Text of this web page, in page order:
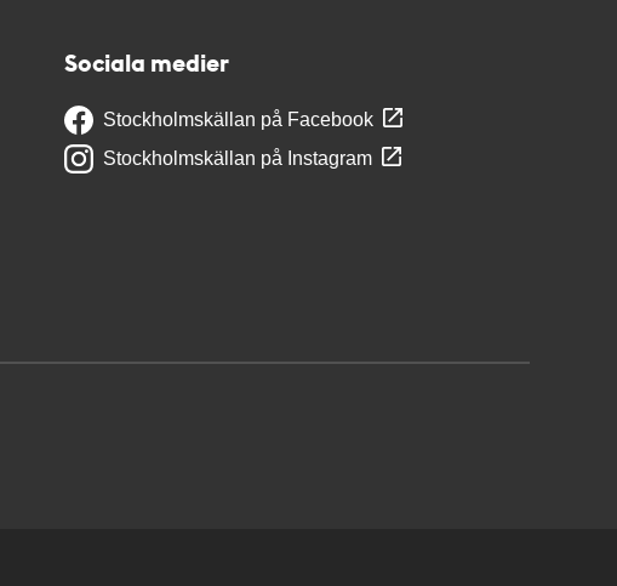
Sociala medier
Stockholmskällan på Facebook
Stockholmskällan på Instagram